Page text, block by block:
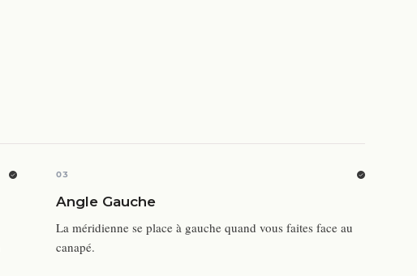
03
Angle Gauche
La méridienne se place à gauche quand vous faites face au
canapé.